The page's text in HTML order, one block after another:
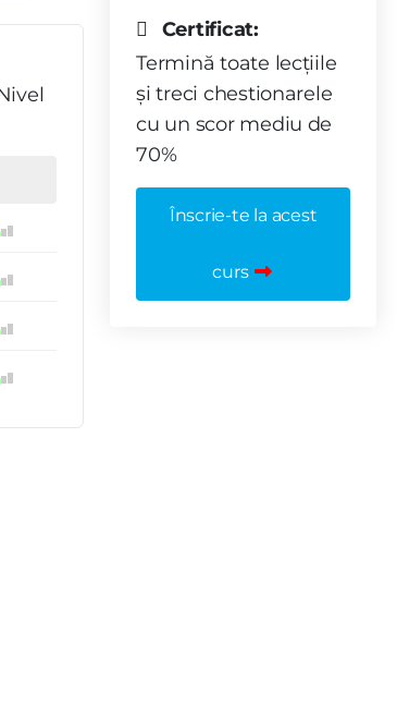
Certificat:
Termină toate lecțiile
și treci chestionarele
cu un scor mediu de
70%
Înscrie-te la acest
curs